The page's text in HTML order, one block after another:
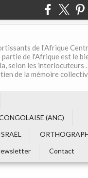
de l'Afrique
de l'Afrique est le
selon les interlocuteurs
de la mémoire
(ANC)
Contact